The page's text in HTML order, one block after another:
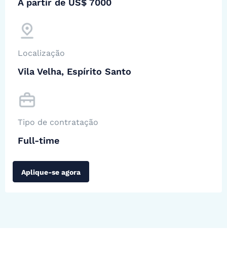
A partir de US$ 7000
Localização
Vila Velha, Espírito Santo
Tipo de contratação
Full-time
Aplique-se agora